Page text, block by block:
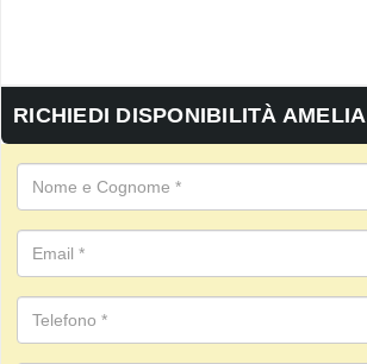
RICHIEDI DISPONIBILITÀ AMELIA